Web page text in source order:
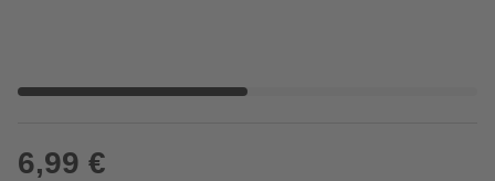
6,99 €